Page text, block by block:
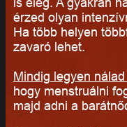
érzed olyan
Ha több helyen
zavaró lehet.
Mindig legyen
hogy menstruálni
majd adni a